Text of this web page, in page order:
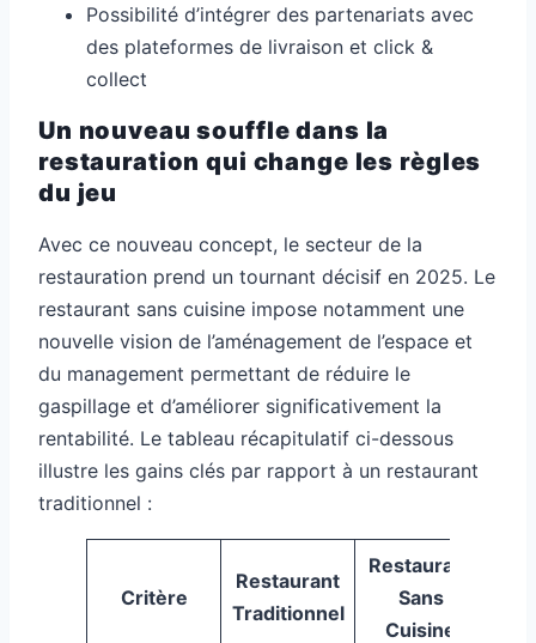
Possibilité d’intégrer des partenariats avec
des plateformes de livraison et click &
collect
Un nouveau souffle dans la
restauration qui change les règles
du jeu
Avec ce nouveau concept, le secteur de la
restauration prend un tournant décisif en 2025. Le
restaurant sans cuisine impose notamment une
nouvelle vision de l’aménagement de l’espace et
du management permettant de réduire le
gaspillage et d’améliorer significativement la
rentabilité. Le tableau récapitulatif ci-dessous
illustre les gains clés par rapport à un restaurant
traditionnel :
Critère
Restaurant
Traditionnel
Restaurant
Sans
Cuisine